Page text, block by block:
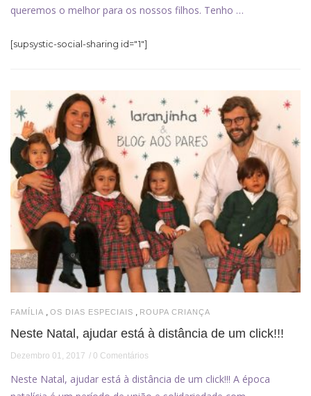
queremos o melhor para os nossos filhos. Tenho …
[supsystic-social-sharing id="1"]
FAMÍLIA , OS DIAS ESPECIAIS , ROUPA CRIANÇA
Neste Natal, ajudar está à distância de um click!!!
Dezembro 01, 2017 0 Comentários
Neste Natal, ajudar está à distância de um click!!! A época